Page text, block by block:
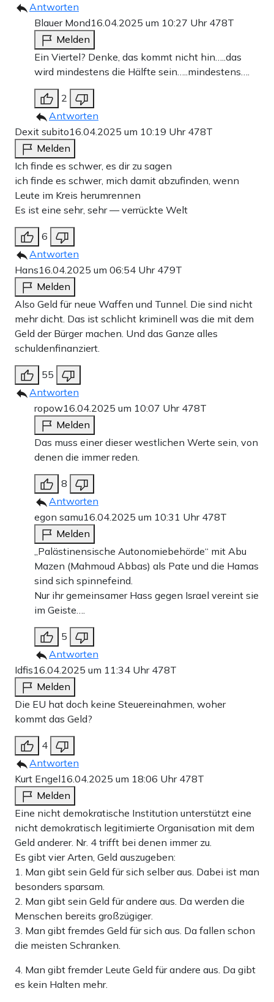
Antworten
Blauer Mond16.04.2025 um 10:27 Uhr 478T
Melden
Ein Viertel? Denke, das kommt nicht hin…..das
wird mindestens die Hälfte sein…..mindestens….
2
Antworten
Dexit subito16.04.2025 um 10:19 Uhr 478T
Melden
Ich finde es schwer, es dir zu sagen
ich finde es schwer, mich damit abzufinden, wenn
Leute im Kreis herumrennen
Es ist eine sehr, sehr — verrückte Welt
6
Antworten
Hans16.04.2025 um 06:54 Uhr 479T
Melden
Also Geld für neue Waffen und Tunnel. Die sind nicht
mehr dicht. Das ist schlicht kriminell was die mit dem
Geld der Bürger machen. Und das Ganze alles
schuldenfinanziert.
55
Antworten
ropow16.04.2025 um 10:07 Uhr 478T
Melden
Das muss einer dieser westlichen Werte sein, von
denen die immer reden.
8
Antworten
egon samu16.04.2025 um 10:31 Uhr 478T
Melden
„Palästinensische Autonomiebehörde“ mit Abu
Mazen (Mahmoud Abbas) als Pate und die Hamas
sind sich spinnefeind.
Nur ihr gemeinsamer Hass gegen Israel vereint sie
im Geiste….
5
Antworten
Idfis16.04.2025 um 11:34 Uhr 478T
Melden
Die EU hat doch keine Steuereinahmen, woher
kommt das Geld?
4
Antworten
Kurt Engel16.04.2025 um 18:06 Uhr 478T
Melden
Eine nicht demokratische Institution unterstützt eine
nicht demokratisch legitimierte Organisation mit dem
Geld anderer. Nr. 4 trifft bei denen immer zu.
Es gibt vier Arten, Geld auszugeben:
1. Man gibt sein Geld für sich selber aus. Dabei ist man
besonders sparsam.
2. Man gibt sein Geld für andere aus. Da werden die
Menschen bereits großzügiger.
3. Man gibt fremdes Geld für sich aus. Da fallen schon
die meisten Schranken.
4. Man gibt fremder Leute Geld für andere aus. Da gibt
es kein Halten mehr.